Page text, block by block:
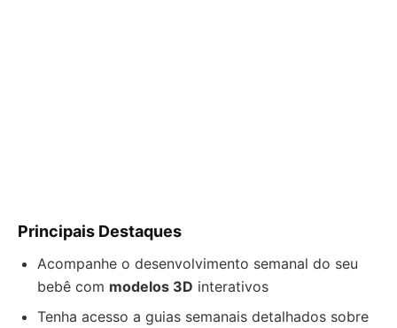
Principais Destaques
Acompanhe o desenvolvimento semanal do seu
bebê com modelos 3D interativos
Tenha acesso a guias semanais detalhados sobre